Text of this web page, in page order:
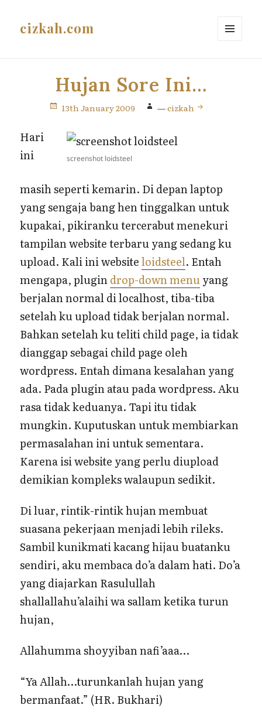
cizkah.com
Hujan Sore Ini…
13th January 2009 —cizkah
screenshot loidsteel
Hari
ini
masih seperti kemarin. Di depan laptop
yang sengaja bang hen tinggalkan untuk
kupakai, pikiranku tercerabut menekuri
tampilan website terbaru yang sedang ku
upload. Kali ini websiteloidsteel. Entah
mengapa, plugindrop-down menuyang
berjalan normal di localhost, tiba-tiba
setelah ku upload tidak berjalan normal.
Bahkan setelah ku teliti child page, ia tidak
dianggap sebagai child page oleh
wordpress. Entah dimana kesalahan yang
ada. Pada plugin atau pada wordpress. Aku
rasa tidak keduanya. Tapi itu tidak
mungkin. Kuputuskan untuk membiarkan
permasalahan ini untuk sementara.
Karena isi website yang perlu diupload
demikian kompleks walaupun sedikit.
Di luar, rintik-rintik hujan membuat
suasana pekerjaan menjadi lebih rileks.
Sambil kunikmati kacang hijau buatanku
sendiri, aku membaca do’a dalam hati. Do’a
yang diajarkan Rasulullah
shallallahu’alaihi wa sallam ketika turun
hujan,
Allahumma shoyyiban nafi’aaa…
“Ya Allah…turunkanlah hujan yang
bermanfaat.” (HR. Bukhari)